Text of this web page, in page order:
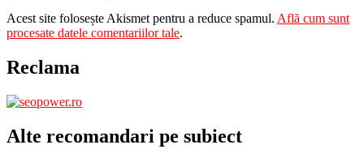
Acest site folosește Akismet pentru a reduce spamul. Află cum sunt
procesate datele comentariilor tale.
Reclama
Alte recomandari pe subiect